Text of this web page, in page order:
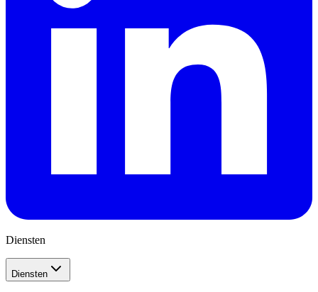
Diensten
Diensten